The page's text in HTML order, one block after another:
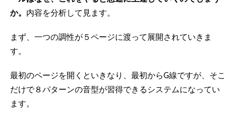
か。
内容を分析して見ます。
まず、一つの調性が５ページに渡って展開されていきま
す。
最初のページを開くといきなり、最初からG線ですが、そこ
だけで８パターンの音型が習得できるシステムになってい
ます。